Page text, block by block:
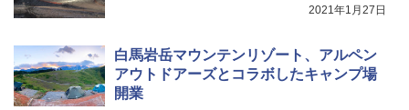
2021年1月27日
白馬岩岳マウンテンリゾート、アルペン
アウトドアーズとコラボしたキャンプ場
開業